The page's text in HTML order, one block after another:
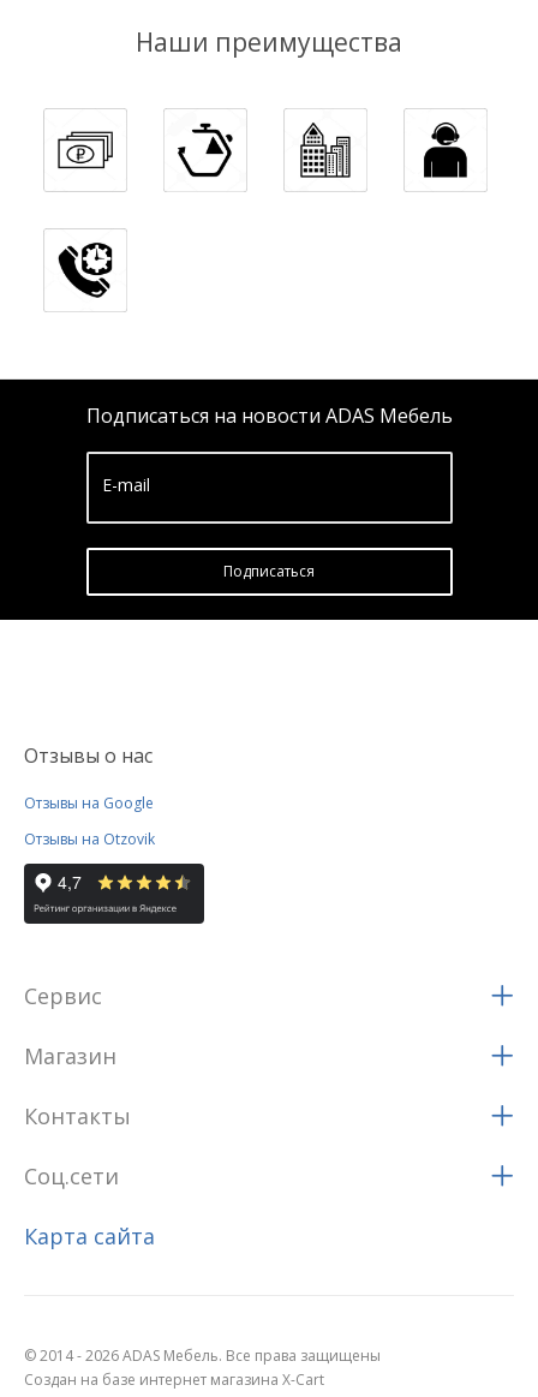
Наши преимущества
Подписаться на новости ADAS Мебель
E-mail
Подписатьcя
Отзывы о нас
Отзывы на Google
Отзывы на Otzovik
Сервис
Магазин
Контакты
Соц.сети
Карта сайта
© 2014 - 2026 ADAS Мебель. Все права защищены
Создан на базе интернет магазина X-Cart